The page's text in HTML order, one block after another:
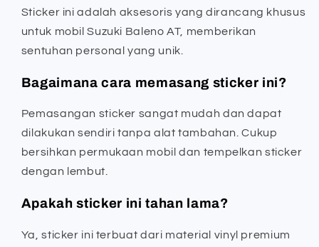
Sticker ini adalah aksesoris yang dirancang khusus
untuk mobil Suzuki Baleno AT, memberikan
sentuhan personal yang unik.
Bagaimana cara memasang sticker ini?
Pemasangan sticker sangat mudah dan dapat
dilakukan sendiri tanpa alat tambahan. Cukup
bersihkan permukaan mobil dan tempelkan sticker
dengan lembut.
Apakah sticker ini tahan lama?
Ya, sticker ini terbuat dari material vinyl premium